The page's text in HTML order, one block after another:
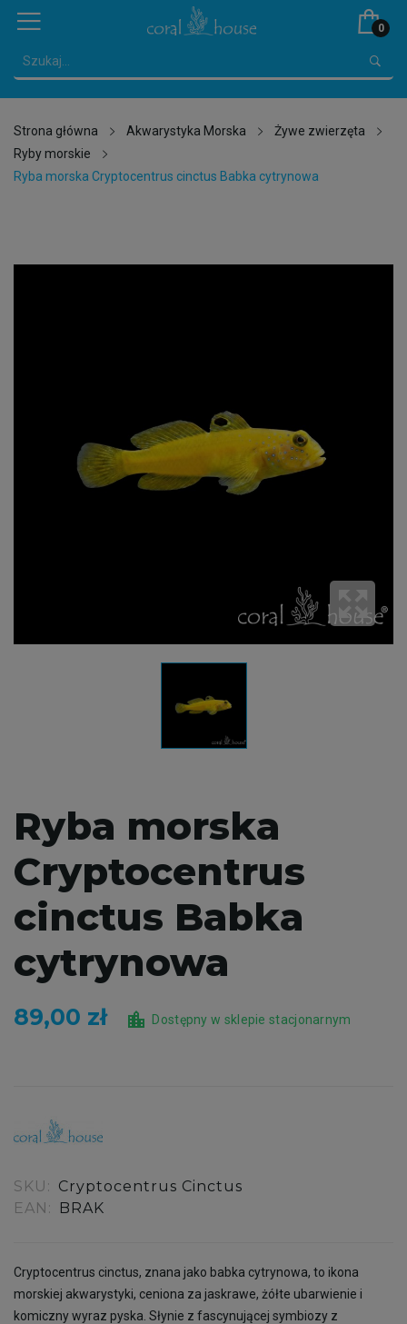
0
Strona główna Akwarystyka Morska
Żywe zwierzęta
Ryby morskie
Ryba morska Cryptocentrus cinctus Babka cytrynowa
Ryba morska
Cryptocentrus
cinctus Babka
cytrynowa
89,00 zł location_city Dostępny w sklepie stacjonarnym
SKU: Cryptocentrus Cinctus
EAN:
BRAK
Cryptocentrus cinctus, znana jako babka cytrynowa, to ikona
morskiej akwarystyki, ceniona za jaskrawe, żółte ubarwienie i
komiczny wyraz pyska. Słynie z fascynującej symbiozy z